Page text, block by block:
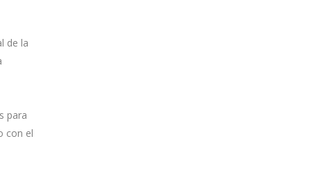
de la
para
con el